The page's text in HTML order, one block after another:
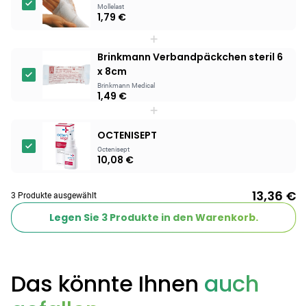
Mollelast
1,79 €
+
Brinkmann Verbandpäckchen steril 6
x 8cm
Brinkmann Medical
1,49 €
+
OCTENISEPT
Octenisept
10,08 €
3 Produkte ausgewählt 13,36 €
Legen Sie 3Produkte in den Warenkorb.
Das könnte Ihnen auch